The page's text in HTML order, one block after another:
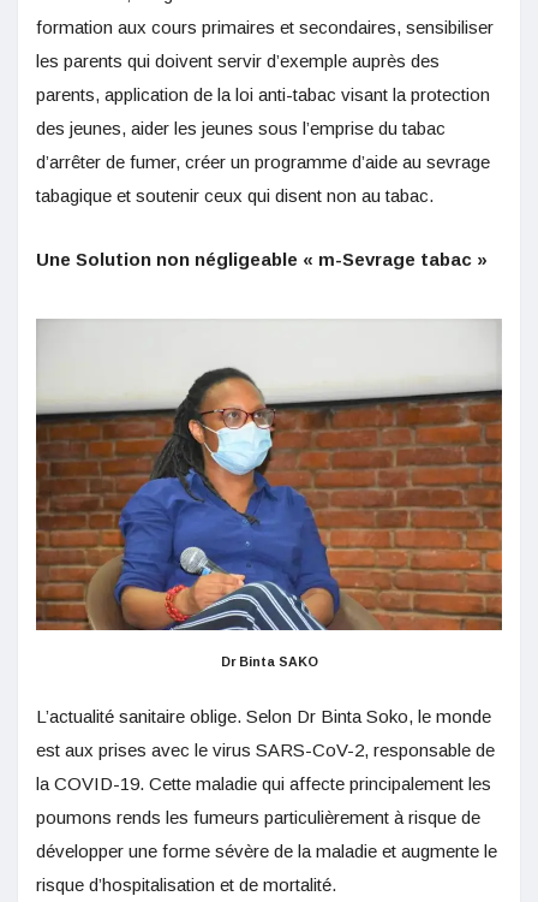
formation aux cours primaires et secondaires, sensibiliser
les parents qui doivent servir d’exemple auprès des
parents, application de la loi anti-tabac visant la protection
des jeunes, aider les jeunes sous l’emprise du tabac
d’arrêter de fumer, créer un programme d’aide au sevrage
tabagique et soutenir ceux qui disent non au tabac.
Une Solution non négligeable « m-Sevrage tabac »
Dr Binta SAKO
L’actualité sanitaire oblige. Selon Dr Binta Soko, le monde
est aux prises avec le virus SARS-CoV-2, responsable de
la COVID-19. Cette maladie qui affecte principalement les
poumons rends les fumeurs particulièrement à risque de
développer une forme sévère de la maladie et augmente le
risque d’hospitalisation et de mortalité.